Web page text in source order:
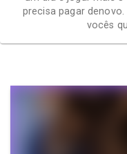
precisa pagar
vocês